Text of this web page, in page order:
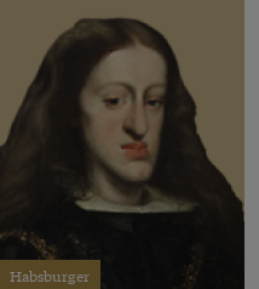
Habsburger